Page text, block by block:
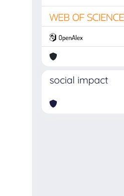
social impact